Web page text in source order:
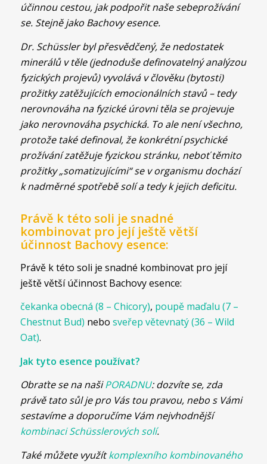
účinnou cestou, jak podpořit naše sebeprožívání
se. Stejně jako Bachovy esence.
Dr. Schüssler byl přesvědčený, že nedostatek
minerálů v těle (jednoduše definovatelný analýzou
fyzických projevů) vyvolává v člověku (bytosti)
prožitky zatěžujících emocionálních stavů – tedy
nerovnováha na fyzické úrovni těla se projevuje
jako nerovnováha psychická. To ale není všechno,
protože také definoval, že konkrétní psychické
prožívání zatěžuje fyzickou stránku, neboť těmito
prožitky „somatizujícími“ se v organismu dochází
k nadměrné spotřebě solí a tedy k jejich deficitu.
Právě k této soli je snadné
kombinovat pro její ještě větší
účinnost Bachovy esence:
Právě k této soli je snadné kombinovat pro její
ještě větší účinnost Bachovy esence:
čekanka obecná (8 – Chicory), poupě maďalu (7 –
Chestnut Bud) nebo sveřep větevnatý (36 – Wild
Oat).
Jak tyto esence používat?
Obraťte se na našiPORADNU: dozvíte se, zda
právě tato sůl je pro Vás tou pravou, nebo s Vámi
sestavíme a doporučíme Vám nejvhodnější
kombinaci Schüsslerových solí.
Také můžete využítkomplexního kombinovaného